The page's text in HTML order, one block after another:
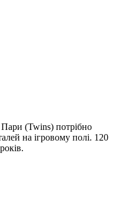
Пари (Twins) потрібно
на ігровому полі. 120